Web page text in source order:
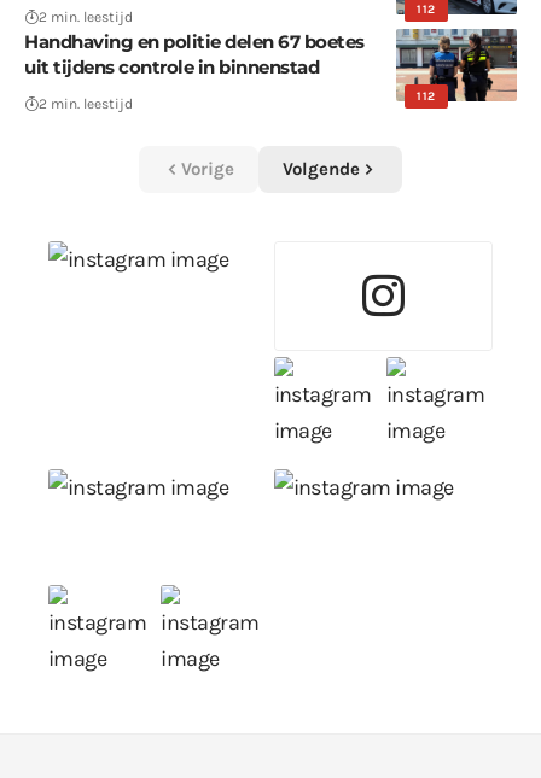
112
2 min. leestijd
112
Handhaving en politie delen 67 boetes
uit tijdens controle in binnenstad
2 min. leestijd
Vorige Volgende